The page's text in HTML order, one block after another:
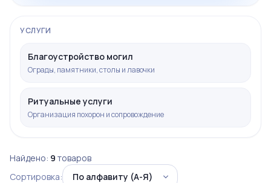
УСЛУГИ
Благоустройство могил
Ограды, памятники, столы и лавочки
Ритуальные услуги
Организация похорон и сопровождение
Найдено: 9 товаров
Сортировка: